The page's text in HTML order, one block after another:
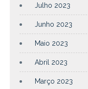
Julho 2023
Junho 2023
Maio 2023
Abril 2023
Março 2023